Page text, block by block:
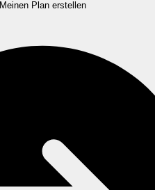
Meinen Plan erstellen